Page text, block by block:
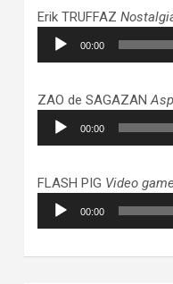
Erik TRUFFAZ
Lecteur
audio
00:00
ZAO de SAGAZAN
Lecteur
audio
00:00
FLASH PIG Video
Lecteur
audio
00:00